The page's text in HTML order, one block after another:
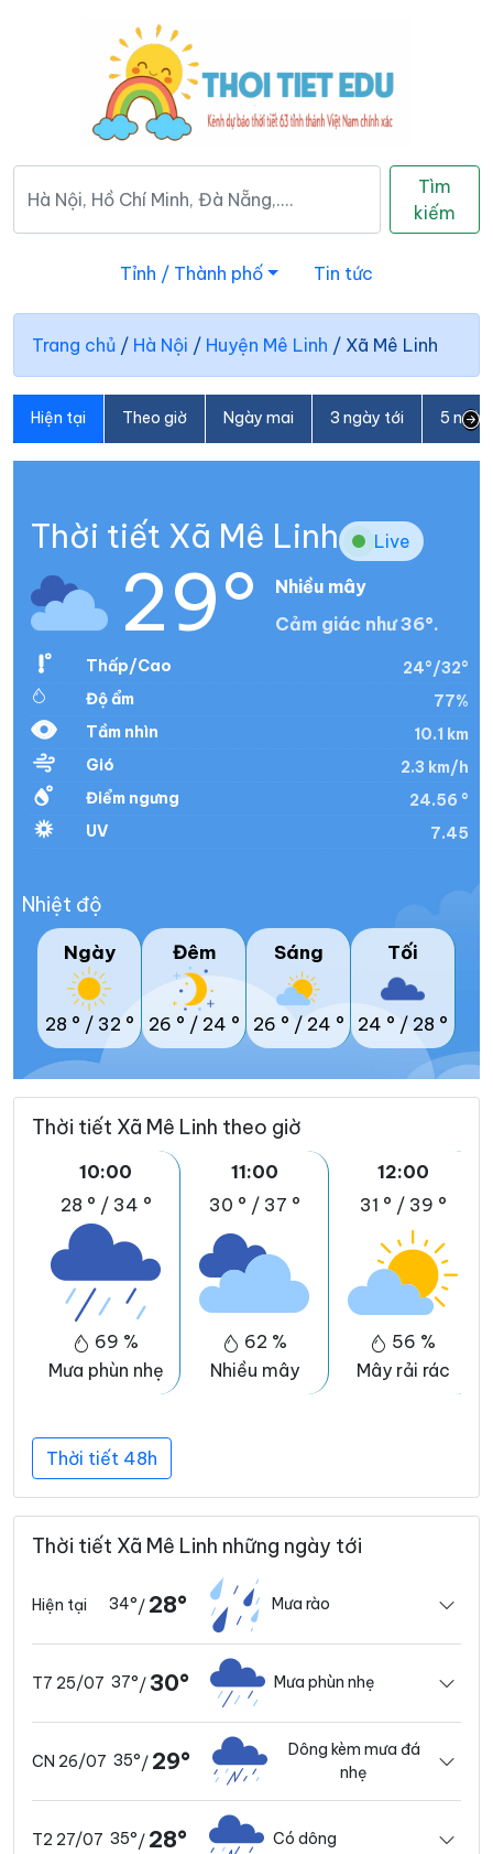
Tìm
kiếm
Tỉnh / Thành phố Tin tức
Trang chủ / Hà Nội / Huyện Mê Linh / Xã Mê Linh
Hiện tại Theo giờ Ngày mai 3 ngày tới 5
Thời tiết Xã Mê Linh Live
29°
Nhiều mây
Cảm giác như 36°.
Thấp/Cao
24°/32°
Độ ẩm
77%
Tầm nhìn
10.1 km
Gió
2.3 km/h
Điểm ngưng
24.56 °
UV
7.45
Nhiệt độ
Ngày
28 ° / 32 °
Đêm
26 ° / 24 °
Sáng
26 ° / 24 °
Tối
24 ° / 28 °
Thời tiết Xã Mê Linh theo giờ
10:00
28 ° / 34 °
69 %
Mưa phùn nhẹ
11:00
30 ° / 37 °
62 %
Nhiều mây
12:00
31 ° / 39 °
56 %
Mây rải rác
Thời tiết 48h
Thời tiết Xã Mê Linh những ngày tới
Hiện tại 34°/ 28° Mưa rào
T7 25/07 37°/30° Mưa phùn nhẹ
CN 26/07 35°/ 29°
Dông kèm mưa đá
nhẹ
T2 27/07 35°/ 28° Có dông